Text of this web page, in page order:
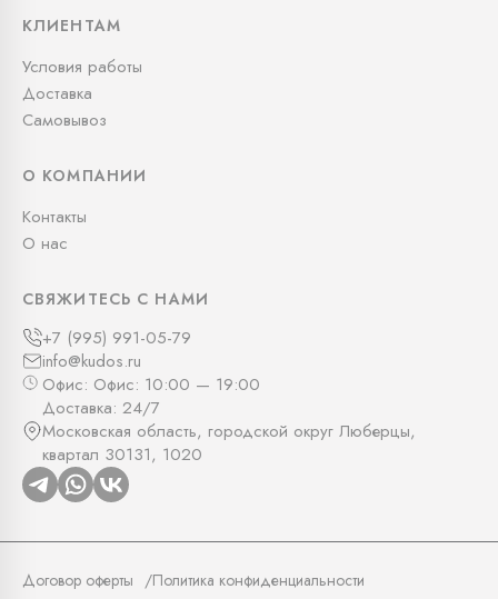
КЛИЕНТАМ
Условия работы
Доставка
Самовывоз
О КОМПАНИИ
Контакты
О нас
СВЯЖИТЕСЬ С НАМИ
+7 (995) 991-05-79
info@kudos.ru
Офис: Офис: 10:00 — 19:00
Доставка: 24/7
Московская область, городской округ Люберцы,
квартал 30131, 1020
Договор оферты Политика конфиденциальности